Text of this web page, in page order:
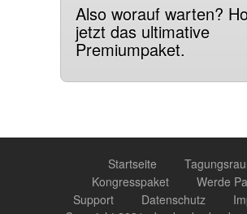
Also worauf warten?
jetzt das ultimative
Premiumpaket.
Startseite
Kongresspaket
Werde
Support
Datenschutz